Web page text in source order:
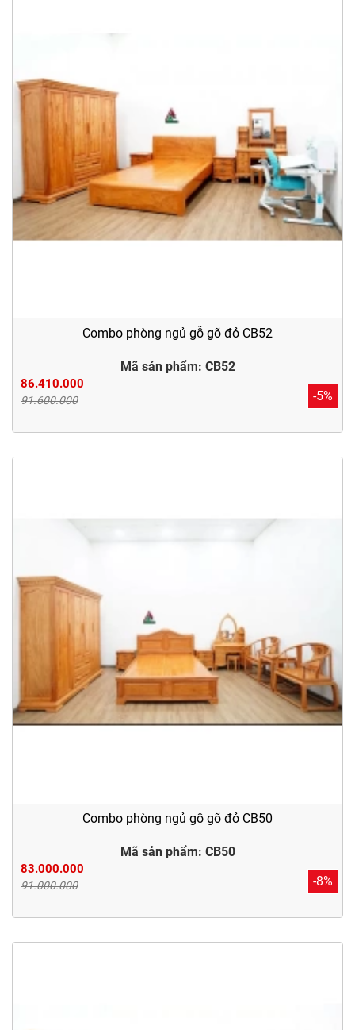
Combo phòng ngủ gỗ gõ đỏ CB52
Mã sản phẩm: CB52
86.410.000
91.600.000 -5%
Combo phòng ngủ gỗ gõ đỏ CB50
Mã sản phẩm: CB50
83.000.000
91.000.000 -8%